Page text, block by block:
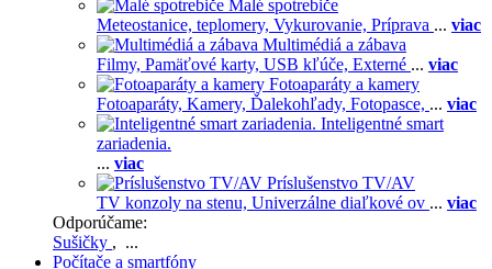
Malé spotrebiče
Meteostanice, teplomery, Vykurovanie, Príprava ... viac
Multimédiá a zábava
Filmy, Pamäťové karty, USB kľúče, Externé ... viac
Fotoaparáty a kamery
Fotoaparáty, Kamery, Ďalekohľady, Fotopasce, ... viac
Inteligentné smart
zariadenia.
... viac
Príslušenstvo TV/AV
TV konzoly na stenu, Univerzálne diaľkové ov ... viac
Odporúčame:
Sušičky , ...
Počítače a smartfóny